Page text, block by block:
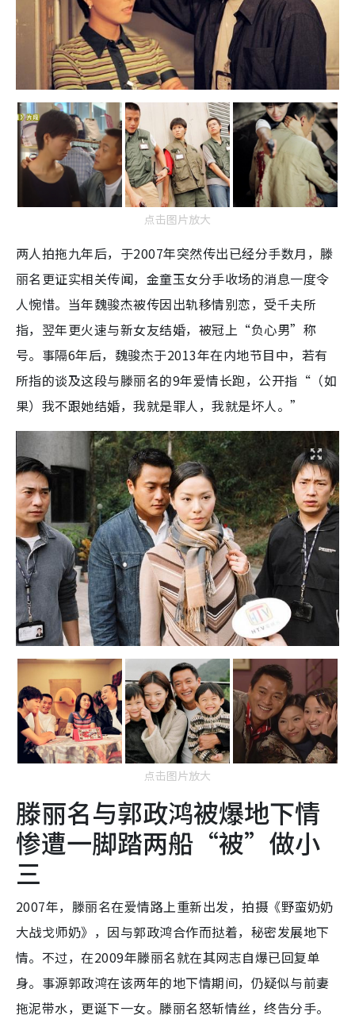
点击图片放大
两人拍拖九年后，于2007年突然传出已经分手数月，滕
丽名更证实相关传闻，金童玉女分手收场的消息一度令
人惋惜。当年魏骏杰被传因出轨移情别恋，受千夫所
指，翌年更火速与新女友结婚，被冠上“负心男”称
号。事隔6年后，魏骏杰于2013年在内地节目中，若有
所指的谈及这段与滕丽名的9年爱情长跑，公开指“（如
果）我不跟她结婚，我就是罪人，我就是坏人。”
点击图片放大
滕丽名与郭政鸿被爆地下情
惨遭一脚踏两船“被”做小
三
2007年，滕丽名在爱情路上重新出发，拍摄《野蛮奶奶
大战戈师奶》，因与郭政鸿合作而挞着，秘密发展地下
情。不过，在2009年滕丽名就在其网志自爆已回复单
身。事源郭政鸿在该两年的地下情期间，仍疑似与前妻
拖泥带水，更诞下一女。滕丽名怒斩情丝，终告分手。